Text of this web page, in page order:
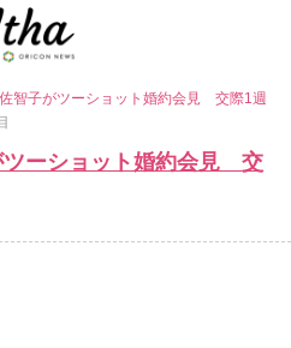
智子がツーショット婚約会見 交際1週
ツーショット婚約会見 交